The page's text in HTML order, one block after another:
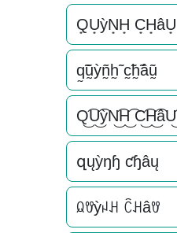
Q͙U͙ỳN͙H͙ C͙H͙âU͙
q̰̃ṵ̃ỳñ̰h̰̃ c̰̃h̰̃âṵ̃
Q͜͡U͜͡ỳN͜͡H͜͡ C͜͡H͜͡âU͜͡
զųỳŋɧ ƈɧâų
ꆰꀎỳꈤꃅ ꉓꃅâꀎ